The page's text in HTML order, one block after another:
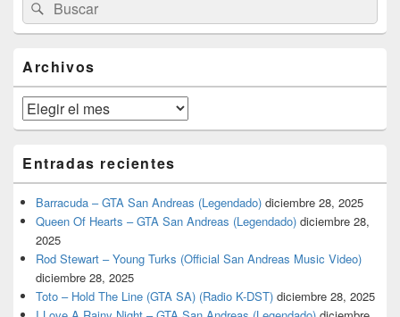
área
de
widget
lateral
primaria
por:
Buscar
Archivos
Archivos
Entradas recientes
Barracuda – GTA San Andreas (Legendado) diciembre 28, 2025
Queen Of Hearts – GTA San Andreas (Legendado) diciembre 28,
2025
Rod Stewart – Young Turks (Official San Andreas Music Video)
diciembre 28, 2025
Toto – Hold The Line (GTA SA) (Radio K-DST) diciembre 28, 2025